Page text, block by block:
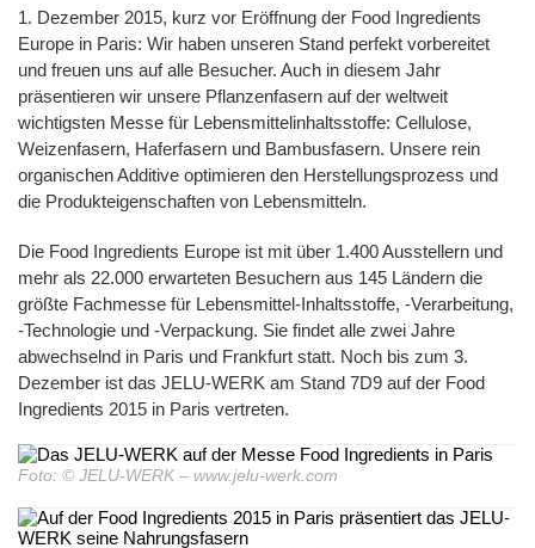
Anwendungen
Getreideprodukte
Fleisch
und
Wurstwaren
Teigwaren
Molkereiprodukte
Süßwaren
Instantprodukte
/
Gewürze
Produkte
PF
Cellulose
JELUCEL®
Pflanzenfasern
BF
Bambusfaser
JELUCEL®
–
JELUCEL®
OF
–
Haferfaser
Anwendungen
Futtermittel
Schweine
Geflügel
Kälber
Kaninchen
Heimtiernahrung
Hunde
Tiereinstreu
Kleintiere
Großtiere
Geflügelzucht
Produkte
Futtermittel
und
Tiernahrung
Cosycat®
COSYPET®
JELUDRY®
Technische Industrie
Übersicht
Anwendungen
Mörtel
und
Fliesenkleber
Bodenbeläge
Wood-
Plastic-
Composite
Kunststoffe
Reinigungsmittel
Schweißelektroden
Wanddekoration
Produkte
Funktionelle
JELUCEL
T1
JELUCEL
HM
JELUCEL
Funktionelle
Holzfaserstoffe
JELUXYL
JELUXYL
HW
WEHO
Sonstige
Unternehmensgeschichte
Karriere
Herstellung
Zertifikate
Vertriebspartner
Anfahrt
AGB
Datenschutzerklärung
Aktuelles
Shop
1. Dezember 2015, kurz vor Eröffnung der Food Ingredients
Europe in Paris: Wir haben unseren Stand perfekt vorbereitet
und freuen uns auf alle Besucher. Auch in diesem Jahr
präsentieren wir unsere Pflanzenfasern auf der weltweit
wichtigsten Messe für Lebensmittelinhaltsstoffe: Cellulose,
Weizenfasern, Haferfasern und Bambusfasern. Unsere rein
organischen Additive optimieren den Herstellungsprozess und
die Produkteigenschaften von Lebensmitteln.
Die Food Ingredients Europe ist mit über 1.400 Ausstellern und
mehr als 22.000 erwarteten Besuchern aus 145 Ländern die
größte Fachmesse für Lebensmittel-Inhaltsstoffe, -Verarbeitung,
-Technologie und -Verpackung. Sie findet alle zwei Jahre
abwechselnd in Paris und Frankfurt statt. Noch bis zum 3.
Dezember ist das JELU-WERK am Stand 7D9 auf der Food
Ingredients 2015 in Paris vertreten.
Foto: © JELU-WERK – www.jelu-werk.com